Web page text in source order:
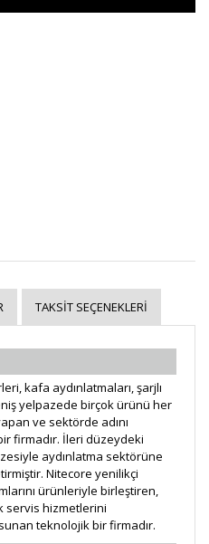
TAKSIT SEÇENEKLERI
kafa aydınlatmaları, şarjlı
yelpazede birçok ürünü her
ve sektörde adını
firmadır. İleri düzeydeki
aydınlatma sektörüne
Nitecore yenilikçi
ürünleriyle birleştiren,
servis hizmetlerini
teknolojik bir firmadır.